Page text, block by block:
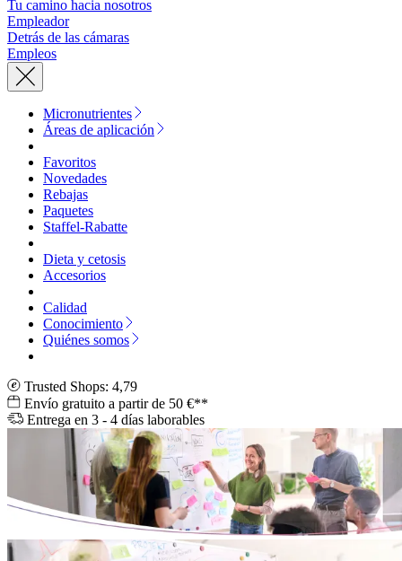
Tu camino hacia nosotros
Empleador
Detrás de las cámaras
Empleos
Micronutrientes
Áreas de aplicación
Favoritos
Novedades
Rebajas
Paquetes
Staffel-Rabatte
Dieta y cetosis
Accesorios
Calidad
Conocimiento
Quiénes somos
Trusted Shops: 4,79
Envío gratuito a partir de 50 €**
Entrega en 3 - 4 días laborables